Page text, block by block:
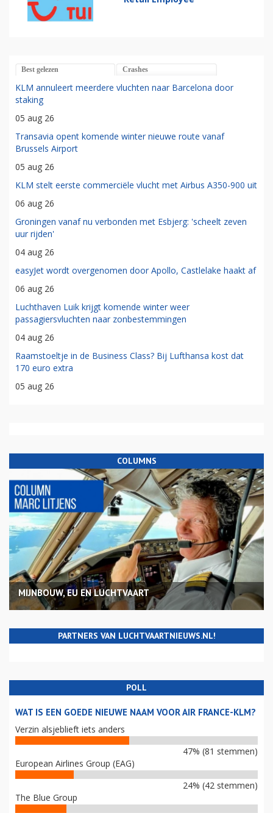
Best gelezen Crashes
KLM annuleert meerdere vluchten naar Barcelona door
staking
05 aug 26
Transavia opent komende winter nieuwe route vanaf
Brussels Airport
05 aug 26
KLM stelt eerste commerciële vlucht met Airbus A350-900 uit
06 aug 26
Groningen vanaf nu verbonden met Esbjerg: 'scheelt zeven
uur rijden'
04 aug 26
easyJet wordt overgenomen door Apollo, Castlelake haakt af
06 aug 26
Luchthaven Luik krijgt komende winter weer
passagiersvluchten naar zonbestemmingen
04 aug 26
Raamstoeltje in de Business Class? Bij Lufthansa kost dat
170 euro extra
05 aug 26
COLUMNS
MIJNBOUW, EU EN LUCHTVAART
PARTNERS VAN LUCHTVAARTNIEUWS.NL!
POLL
WAT IS EEN GOEDE NIEUWE NAAM VOOR AIR FRANCE-KLM?
Verzin alsjeblieft iets anders
47% (81 stemmen)
European Airlines Group (EAG)
24% (42 stemmen)
The Blue Group